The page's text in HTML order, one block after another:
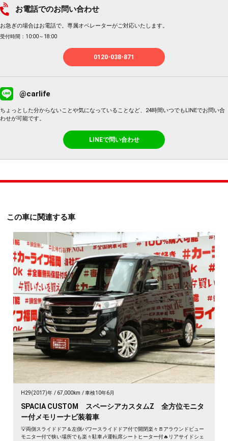
お電話でのお問い合わせ
お急ぎの場合はお電話で。専属オペレーターがご対応いたします。
受付時間：10:00～18:00
0120-038-871
@carlife
ちょっとした分からないことや気になっていることなど、24時間いつでもLINEでお問い合
わせが可能です。
LINEで問い合わせ
この車に関連する車
H29(2017)年 67,000km 車検10年6月
SPACIA CUSTOM スペーシアカスタムZ 全方位モニタ
ー付メモリーナビ装着車
💡両側スライドドア＆左側パワースライドドア付で開閉楽々🚪アラウンドビュー
モニター付で狭い場所でも楽々駐車🎶運転席シートヒーター付🔥リアサイドシェ